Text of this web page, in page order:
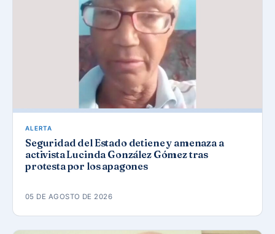
ALERTA
Seguridad del Estado detiene y amenaza a
activista Lucinda González Gómez tras
protesta por los apagones
05 DE AGOSTO DE 2026